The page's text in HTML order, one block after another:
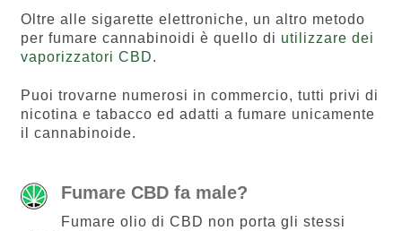
Oltre alle sigarette elettroniche, un altro metodo
per fumare cannabinoidi è quello di utilizzare dei
vaporizzatori CBD.
Puoi trovarne numerosi in commercio, tutti privi di
nicotina e tabacco ed adatti a fumare unicamente
il cannabinoide.
Fumare CBD fa male?
Fumare olio di CBD non porta gli stessi